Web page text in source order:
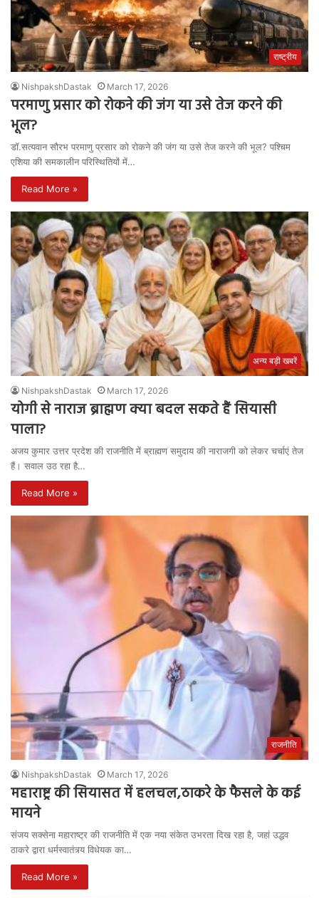
राष्ट्रीय
NishpakshDastak March 17, 2026
परमाणु प्रसार को रोकने की जंग या उसे तेज करने की
भूल?
डॉ.सत्यवान सौरभ परमाणु प्रसार को रोकने की जंग या उसे तेज करने की भूल? पश्चिम
एशिया की समकालीन परिस्थितियों में…
Read More »
अन्य बड़ी खबरें
NishpakshDastak March 17, 2026
योगी से नाराज ब्राह्मण क्या बदल सकते हैं सियासी
पाला?
अजय कुमार उत्तर प्रदेश की राजनीति में ब्राह्मण समुदाय की नाराजगी को लेकर चर्चाएं तेज
हैं। सवाल उठ रहा है…
Read More »
राजनीति
NishpakshDastak March 17, 2026
महाराष्ट्र की सियासत में हलचल,ठाकरे के फैसले के कई
मायने
संजय सक्सेना महाराष्ट्र की राजनीति में एक नया संकेत उभरता दिख रहा है, जहां उद्धव
ठाकरे द्वारा धर्मस्वातंत्र्य विधेयक का…
Read More »